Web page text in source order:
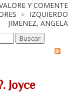
Y COMENTE
> IZQUIERDO
JIMENEZ, ANGELA
Joyce